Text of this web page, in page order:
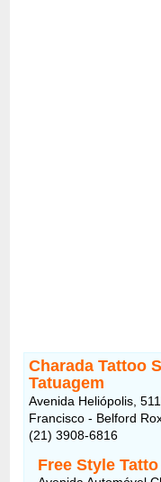
Charada Tattoo
Tatuagem
Avenida Heliópolis,
Francisco - Belford
(21) 3908-6816
Free Style Tatto